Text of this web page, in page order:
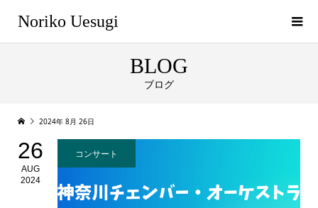
Noriko Uesugi
BLOG
ブログ
2024年 8月 26日
26
AUG
2024
コンサート